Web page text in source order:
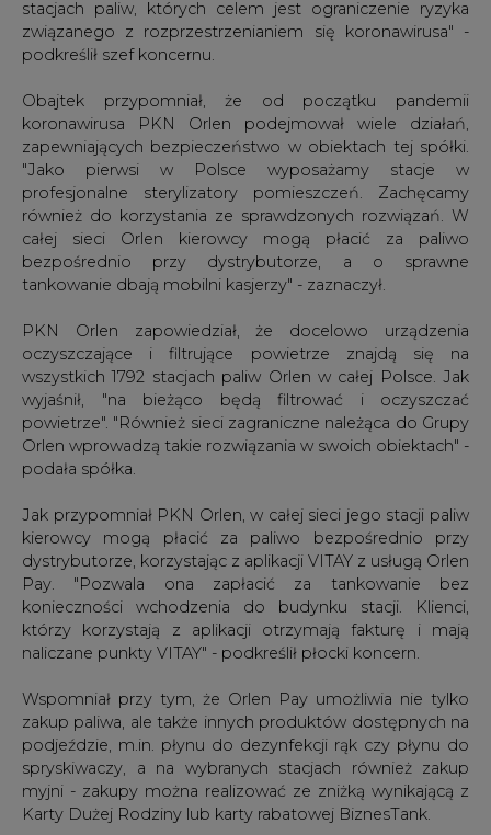
stacjach paliw, których celem jest ograniczenie ryzyka
związanego z rozprzestrzenianiem się koronawirusa" -
podkreślił szef koncernu.
Obajtek przypomniał, że od początku pandemii
koronawirusa PKN Orlen podejmował wiele działań,
zapewniających bezpieczeństwo w obiektach tej spółki.
"Jako pierwsi w Polsce wyposażamy stacje w
profesjonalne sterylizatory pomieszczeń. Zachęcamy
również do korzystania ze sprawdzonych rozwiązań. W
całej sieci Orlen kierowcy mogą płacić za paliwo
bezpośrednio przy dystrybutorze, a o sprawne
tankowanie dbają mobilni kasjerzy" - zaznaczył.
PKN Orlen zapowiedział, że docelowo urządzenia
oczyszczające i filtrujące powietrze znajdą się na
wszystkich 1792 stacjach paliw Orlen w całej Polsce. Jak
wyjaśnił, "na bieżąco będą filtrować i oczyszczać
powietrze". "Również sieci zagraniczne należąca do Grupy
Orlen wprowadzą takie rozwiązania w swoich obiektach" -
podała spółka.
Jak przypomniał PKN Orlen, w całej sieci jego stacji paliw
kierowcy mogą płacić za paliwo bezpośrednio przy
dystrybutorze, korzystając z aplikacji VITAY z usługą Orlen
Pay. "Pozwala ona zapłacić za tankowanie bez
konieczności wchodzenia do budynku stacji. Klienci,
którzy korzystają z aplikacji otrzymają fakturę i mają
naliczane punkty VITAY" - podkreślił płocki koncern.
Wspomniał przy tym, że Orlen Pay umożliwia nie tylko
zakup paliwa, ale także innych produktów dostępnych na
podjeździe, m.in. płynu do dezynfekcji rąk czy płynu do
spryskiwaczy, a na wybranych stacjach również zakup
myjni - zakupy można realizować ze zniżką wynikającą z
Karty Dużej Rodziny lub karty rabatowej BiznesTank.